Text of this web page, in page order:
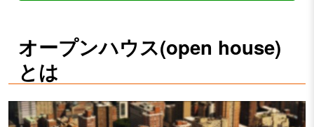
オープンハウス(open house)
とは